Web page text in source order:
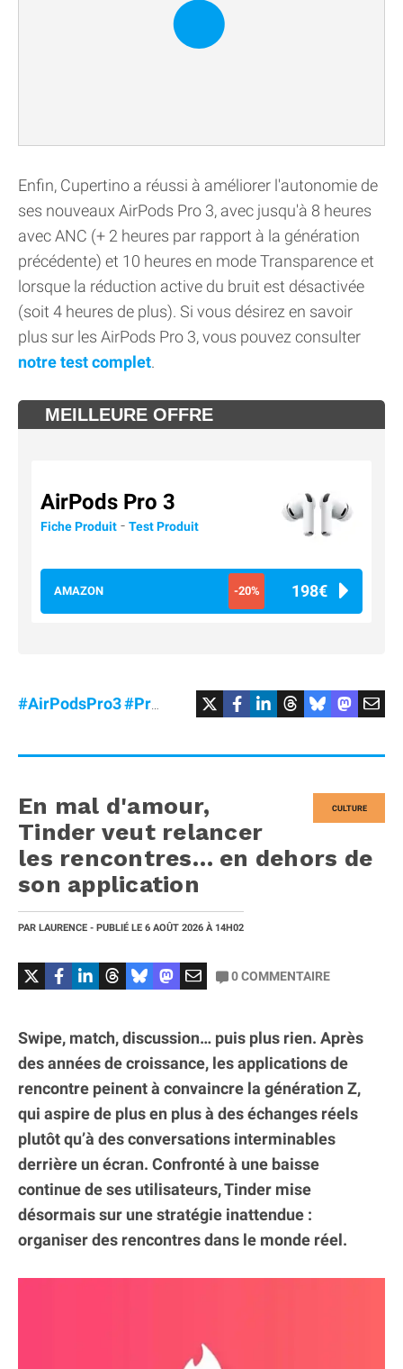
Enfin, Cupertino a réussi à améliorer l'autonomie de
ses nouveaux AirPods Pro 3, avec jusqu'à 8 heures
avec ANC (+ 2 heures par rapport à la génération
précédente) et 10 heures en mode Transparence et
lorsque la réduction active du bruit est désactivée
(soit 4 heures de plus). Si vous désirez en savoir
plus sur les AirPods Pro 3, vous pouvez consulter
notre test complet.
MEILLEURE OFFRE
AirPods Pro 3
Fiche Produit - Test Produit
AMAZON -20% 198€
#AirPodsPro3#Promo
CULTURE
En mal d'amour,
Tinder veut relancer
les rencontres… en dehors de
son application
PAR LAURENCE - PUBLIÉ LE 6 AOÛT 2026 À 14H02
0COMMENTAIRE
Swipe, match, discussion… puis plus rien. Après
des années de croissance, les applications de
rencontre peinent à convaincre la génération Z,
qui aspire de plus en plus à des échanges réels
plutôt qu’à des conversations interminables
derrière un écran. Confronté à une baisse
continue de ses utilisateurs, Tinder mise
désormais sur une stratégie inattendue :
organiser des rencontres dans le monde réel.